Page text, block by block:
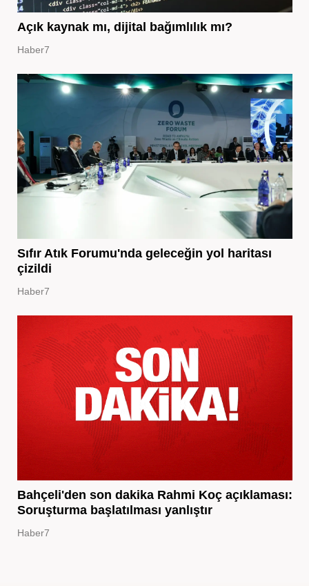
Açık kaynak mı, dijital bağımlılık mı?
Haber7
Sıfır Atık Forumu'nda geleceğin yol haritası
çizildi
Haber7
Bahçeli'den son dakika Rahmi Koç açıklaması:
Soruşturma başlatılması yanlıştır
Haber7